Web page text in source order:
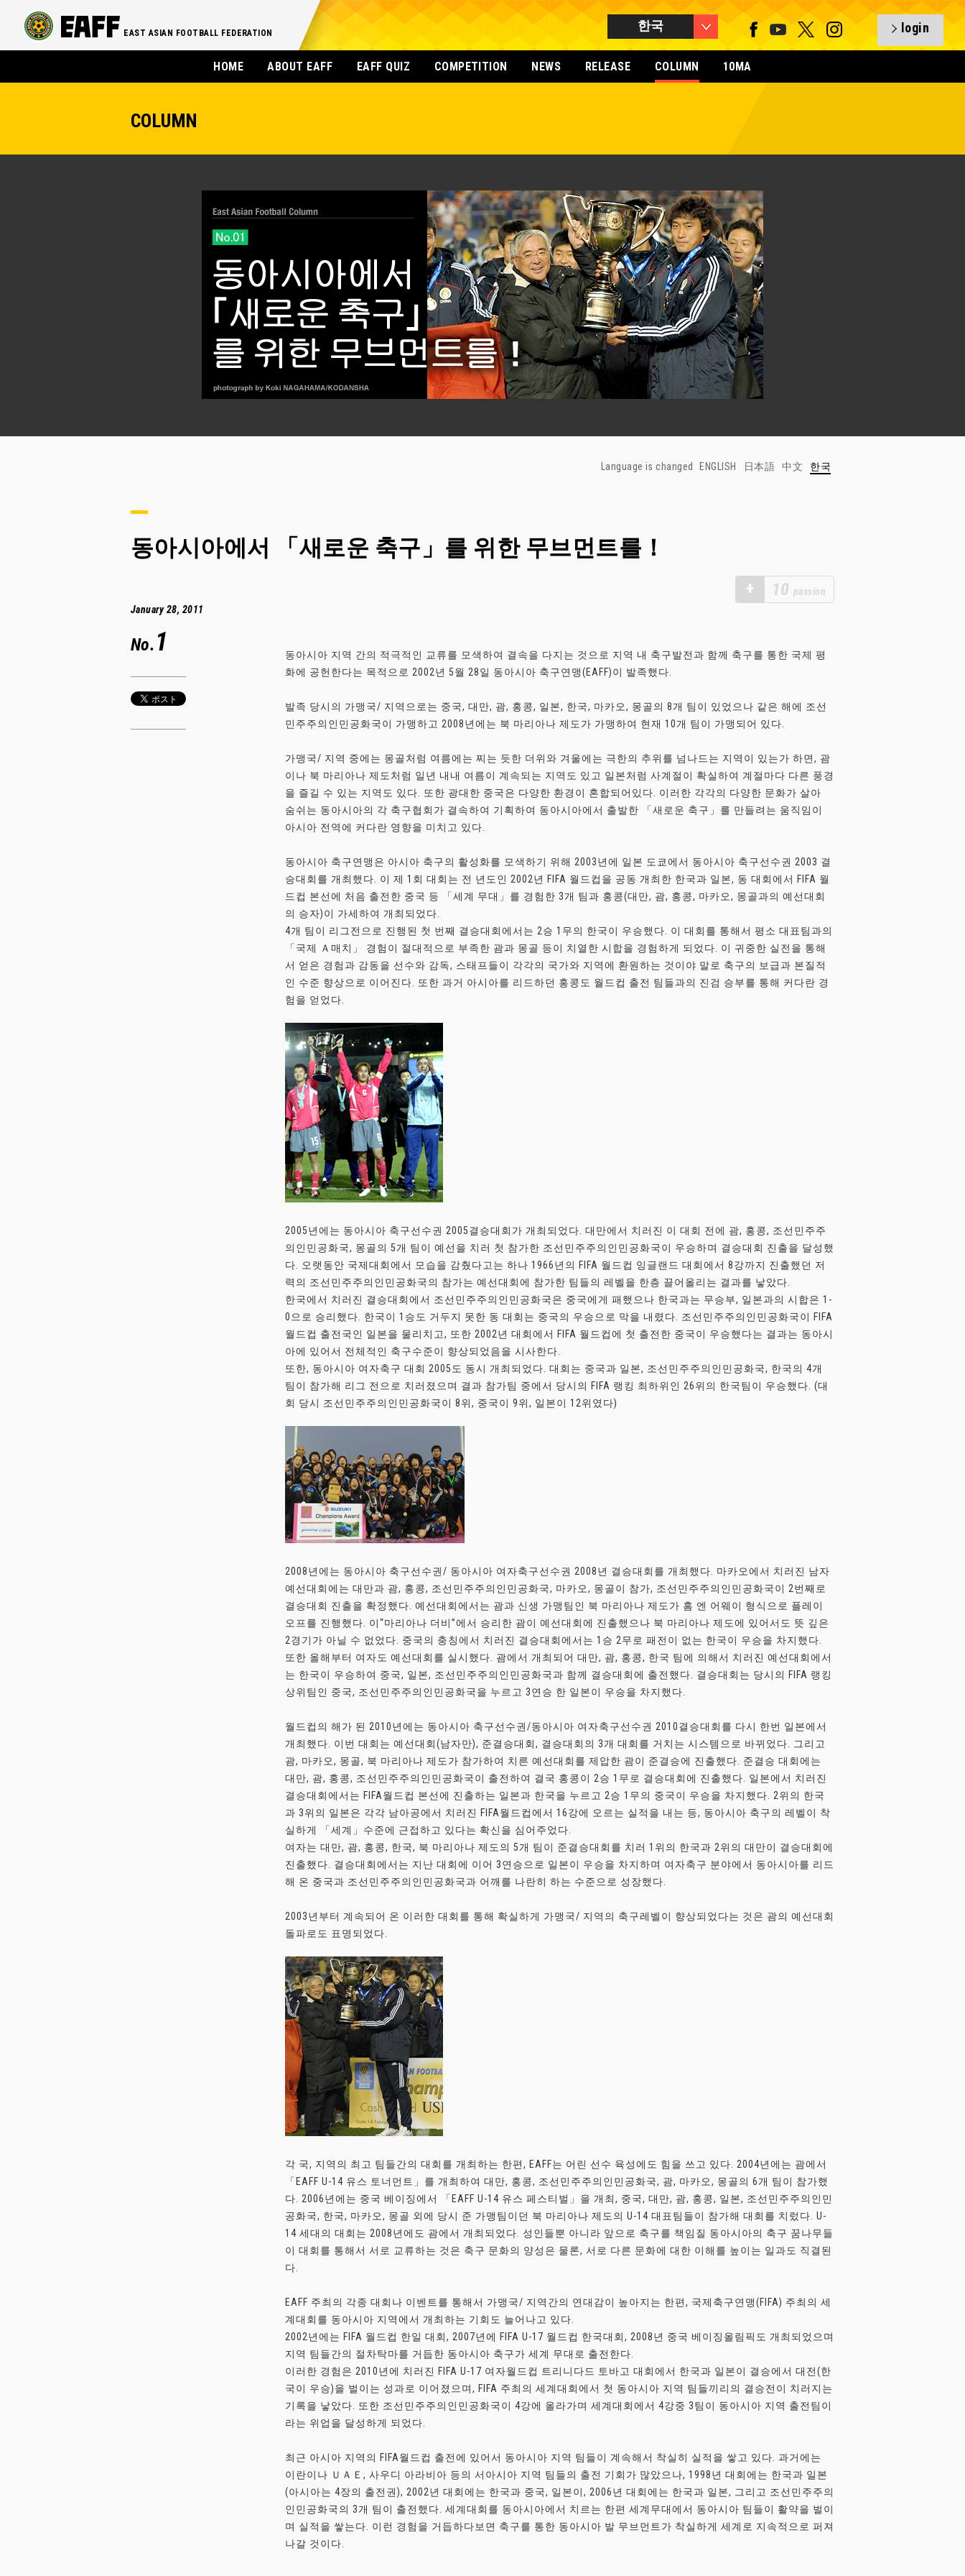
EAST ASIAN FOOTBALL FEDERATION 한국 login
HOME ABOUT EAFF EAFF QUIZ COMPETITION NEWS RELEASE COLUMN 10MA
COLUMN
Language is changed ENGLISH 日本語 中文 한국
동아시아에서 「새로운 축구」를 위한 무브먼트를！
+ 10 passion
January 28, 2011
No. 1
동아시아 지역 간의 적극적인 교류를 모색하여 결속을 다지는 것으로 지역 내 축구발전과 함께 축구를 통한 국제 평
화에 공헌한다는 목적으로 2002년 5월 28일 동아시아 축구연맹(EAFF)이 발족했다.
발족 당시의 가맹국/ 지역으로는 중국, 대만, 괌, 홍콩, 일본, 한국, 마카오, 몽골의 8개 팀이 있었으나 같은 해에 조선
민주주의인민공화국이 가맹하고 2008년에는 북 마리아나 제도가 가맹하여 현재 10개 팀이 가맹되어 있다.
가맹국/ 지역 중에는 몽골처럼 여름에는 찌는 듯한 더위와 겨울에는 극한의 추위를 넘나드는 지역이 있는가 하면, 괌
이나 북 마리아나 제도처럼 일년 내내 여름이 계속되는 지역도 있고 일본처럼 사계절이 확실하여 계절마다 다른 풍경
을 즐길 수 있는 지역도 있다. 또한 광대한 중국은 다양한 환경이 혼합되어있다. 이러한 각각의 다양한 문화가 살아
숨쉬는 동아시아의 각 축구협회가 결속하여 기획하여 동아시아에서 출발한 「새로운 축구」를 만들려는 움직임이
아시아 전역에 커다란 영향을 미치고 있다.
동아시아 축구연맹은 아시아 축구의 활성화를 모색하기 위해 2003년에 일본 도쿄에서 동아시아 축구선수권 2003 결
승대회를 개최했다. 이 제 1회 대회는 전 년도인 2002년 FIFA 월드컵을 공동 개최한 한국과 일본, 동 대회에서 FIFA 월
드컵 본선에 처음 출전한 중국 등 「세계 무대」를 경험한 3개 팀과 홍콩(대만, 괌, 홍콩, 마카오, 몽골과의 예선대회
의 승자)이 가세하여 개최되었다.
4개 팀이 리그전으로 진행된 첫 번째 결승대회에서는 2승 1무의 한국이 우승했다. 이 대회를 통해서 평소 대표팀과의
「국제 Ａ매치」 경험이 절대적으로 부족한 괌과 몽골 등이 치열한 시합을 경험하게 되었다. 이 귀중한 실전을 통해
서 얻은 경험과 감동을 선수와 감독, 스태프들이 각각의 국가와 지역에 환원하는 것이야 말로 축구의 보급과 본질적
인 수준 향상으로 이어진다. 또한 과거 아시아를 리드하던 홍콩도 월드컵 출전 팀들과의 진검 승부를 통해 커다란 경
험을 얻었다.
2005년에는 동아시아 축구선수권 2005결승대회가 개최되었다. 대만에서 치러진 이 대회 전에 괌, 홍콩, 조선민주주
의인민공화국, 몽골의 5개 팀이 예선을 치러 첫 참가한 조선민주주의인민공화국이 우승하며 결승대회 진출을 달성했
다. 오랫동안 국제대회에서 모습을 감췄다고는 하나 1966년의 FIFA 월드컵 잉글랜드 대회에서 8강까지 진출했던 저
력의 조선민주주의인민공화국의 참가는 예선대회에 참가한 팀들의 레벨을 한층 끌어올리는 결과를 낳았다.
한국에서 치러진 결승대회에서 조선민주주의인민공화국은 중국에게 패했으나 한국과는 무승부, 일본과의 시합은 1-
0으로 승리했다. 한국이 1승도 거두지 못한 동 대회는 중국의 우승으로 막을 내렸다. 조선민주주의인민공화국이 FIFA
월드컵 출전국인 일본을 물리치고, 또한 2002년 대회에서 FIFA 월드컵에 첫 출전한 중국이 우승했다는 결과는 동아시
아에 있어서 전체적인 축구수준이 향상되었음을 시사한다.
또한, 동아시아 여자축구 대회 2005도 동시 개최되었다. 대회는 중국과 일본, 조선민주주의인민공화국, 한국의 4개
팀이 참가해 리그 전으로 치러졌으며 결과 참가팀 중에서 당시의 FIFA 랭킹 최하위인 26위의 한국팀이 우승했다. (대
회 당시 조선민주주의인민공화국이 8위, 중국이 9위, 일본이 12위였다)
2008년에는 동아시아 축구선수권/ 동아시아 여자축구선수권 2008년 결승대회를 개최했다. 마카오에서 치러진 남자
예선대회에는 대만과 괌, 홍콩, 조선민주주의인민공화국, 마카오, 몽골이 참가, 조선민주주의인민공화국이 2번째로
결승대회 진출을 확정했다. 예선대회에서는 괌과 신생 가맹팀인 북 마리아나 제도가 홈 엔 어웨이 형식으로 플레이
오프를 진행했다. 이“마리아나 더비”에서 승리한 괌이 예선대회에 진출했으나 북 마리아나 제도에 있어서도 뜻 깊은
2경기가 아닐 수 없었다. 중국의 충칭에서 치러진 결승대회에서는 1승 2무로 패전이 없는 한국이 우승을 차지했다.
또한 올해부터 여자도 예선대회를 실시했다. 괌에서 개최되어 대만, 괌, 홍콩, 한국 팀에 의해서 치러진 예선대회에서
는 한국이 우승하여 중국, 일본, 조선민주주의인민공화국과 함께 결승대회에 출전했다. 결승대회는 당시의 FIFA 랭킹
상위팀인 중국, 조선민주주의인민공화국을 누르고 3연승 한 일본이 우승을 차지했다.
월드컵의 해가 된 2010년에는 동아시아 축구선수권/동아시아 여자축구선수권 2010결승대회를 다시 한번 일본에서
개최했다. 이번 대회는 예선대회(남자만), 준결승대회, 결승대회의 3개 대회를 거치는 시스템으로 바뀌었다. 그리고
괌, 마카오, 몽골, 북 마리아나 제도가 참가하여 치른 예선대회를 제압한 괌이 준결승에 진출했다. 준결승 대회에는
대만, 괌, 홍콩, 조선민주주의인민공화국이 출전하여 결국 홍콩이 2승 1무로 결승대회에 진출했다. 일본에서 치러진
결승대회에서는 FIFA월드컵 본선에 진출하는 일본과 한국을 누르고 2승 1무의 중국이 우승을 차지했다. 2위의 한국
과 3위의 일본은 각각 남아공에서 치러진 FIFA월드컵에서 16강에 오르는 실적을 내는 등, 동아시아 축구의 레벨이 착
실하게 「세계」수준에 근접하고 있다는 확신을 심어주었다.
여자는 대만, 괌, 홍콩, 한국, 북 마리아나 제도의 5개 팀이 준결승대회를 치러 1위의 한국과 2위의 대만이 결승대회에
진출했다. 결승대회에서는 지난 대회에 이어 3연승으로 일본이 우승을 차지하며 여자축구 분야에서 동아시아를 리드
해 온 중국과 조선민주주의인민공화국과 어깨를 나란히 하는 수준으로 성장했다.
2003년부터 계속되어 온 이러한 대회를 통해 확실하게 가맹국/ 지역의 축구레벨이 향상되었다는 것은 괌의 예선대회
돌파로도 표명되었다.
각 국, 지역의 최고 팀들간의 대회를 개최하는 한편, EAFF는 어린 선수 육성에도 힘을 쓰고 있다. 2004년에는 괌에서
「EAFF U-14 유스 토너먼트」를 개최하여 대만, 홍콩, 조선민주주의인민공화국, 괌, 마카오, 몽골의 6개 팀이 참가했
다. 2006년에는 중국 베이징에서 「EAFF U-14 유스 페스티벌」을 개최, 중국, 대만, 괌, 홍콩, 일본, 조선민주주의인민
공화국, 한국, 마카오, 몽골 외에 당시 준 가맹팀이던 북 마리아나 제도의 U-14 대표팀들이 참가해 대회를 치렀다. U-
14 세대의 대회는 2008년에도 괌에서 개최되었다. 성인들뿐 아니라 앞으로 축구를 책임질 동아시아의 축구 꿈나무들
이 대회를 통해서 서로 교류하는 것은 축구 문화의 양성은 물론, 서로 다른 문화에 대한 이해를 높이는 일과도 직결된
다.
EAFF 주최의 각종 대회나 이벤트를 통해서 가맹국/ 지역간의 연대감이 높아지는 한편, 국제축구연맹(FIFA) 주최의 세
계대회를 동아시아 지역에서 개최하는 기회도 늘어나고 있다.
2002년에는 FIFA 월드컵 한일 대회, 2007년에 FIFA U-17 월드컵 한국대회, 2008년 중국 베이징올림픽도 개최되었으며
지역 팀들간의 절차탁마를 거듭한 동아시아 축구가 세계 무대로 출전한다.
이러한 경험은 2010년에 치러진 FIFA U-17 여자월드컵 트리니다드 토바고 대회에서 한국과 일본이 결승에서 대전(한
국이 우승)을 벌이는 성과로 이어졌으며, FIFA 주최의 세계대회에서 첫 동아시아 지역 팀들끼리의 결승전이 치러지는
기록을 낳았다. 또한 조선민주주의인민공화국이 4강에 올라가며 세계대회에서 4강중 3팀이 동아시아 지역 출전팀이
라는 위업을 달성하게 되었다.
최근 아시아 지역의 FIFA월드컵 출전에 있어서 동아시아 지역 팀들이 계속해서 착실히 실적을 쌓고 있다. 과거에는
이란이나 ＵＡＥ, 사우디 아라비아 등의 서아시아 지역 팀들의 출전 기회가 많았으나, 1998년 대회에는 한국과 일본
(아시아는 4장의 출전권), 2002년 대회에는 한국과 중국, 일본이, 2006년 대회에는 한국과 일본, 그리고 조선민주주의
인민공화국의 3개 팀이 출전했다. 세계대회를 동아시아에서 치르는 한편 세계무대에서 동아시아 팀들이 활약을 벌이
며 실적을 쌓는다. 이런 경험을 거듭하다보면 축구를 통한 동아시아 발 무브먼트가 착실하게 세계로 지속적으로 퍼져
나갈 것이다.